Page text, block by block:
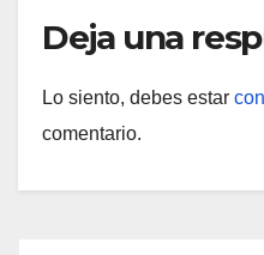
Deja una
Lo siento, debes estar
comentario.